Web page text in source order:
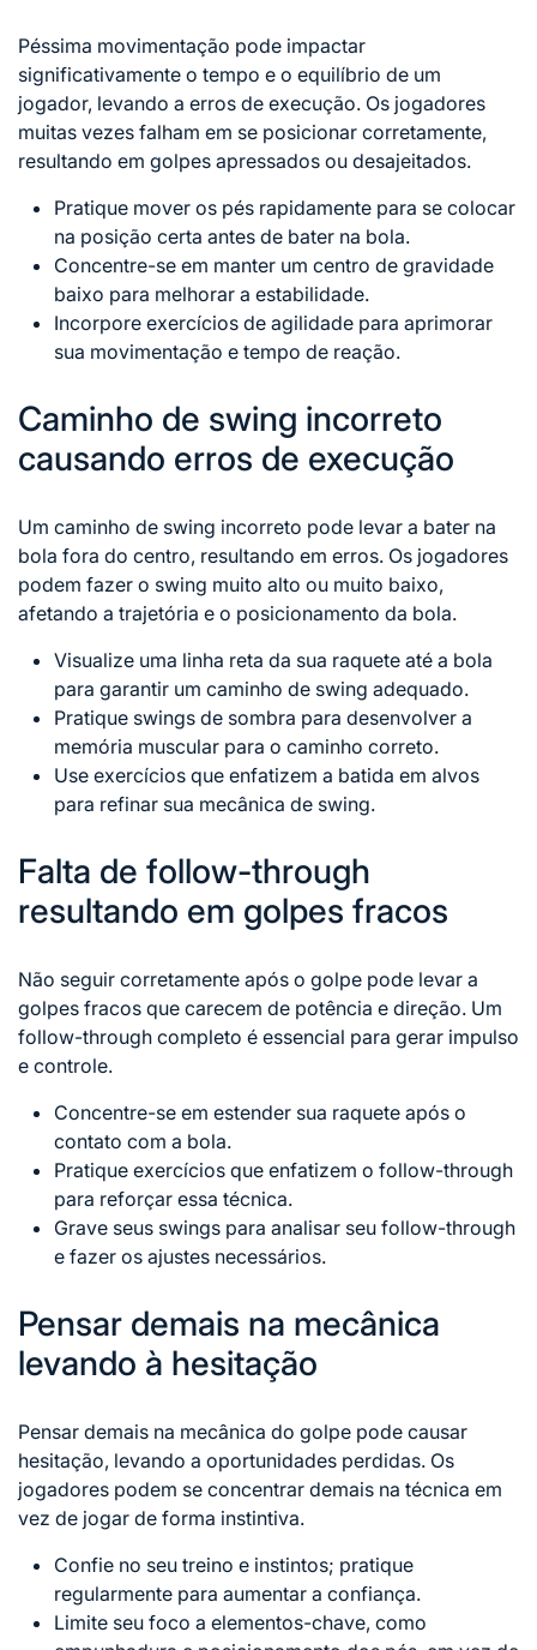
Péssima movimentação pode impactar
significativamente o tempo e o equilíbrio de um
jogador, levando a erros de execução. Os jogadores
muitas vezes falham em se posicionar corretamente,
resultando em golpes apressados ou desajeitados.
Pratique mover os pés rapidamente para se colocar
na posição certa antes de bater na bola.
Concentre-se em manter um centro de gravidade
baixo para melhorar a estabilidade.
Incorpore exercícios de agilidade para aprimorar
sua movimentação e tempo de reação.
Caminho de swing incorreto
causando erros de execução
Um caminho de swing incorreto pode levar a bater na
bola fora do centro, resultando em erros. Os jogadores
podem fazer o swing muito alto ou muito baixo,
afetando a trajetória e o posicionamento da bola.
Visualize uma linha reta da sua raquete até a bola
para garantir um caminho de swing adequado.
Pratique swings de sombra para desenvolver a
memória muscular para o caminho correto.
Use exercícios que enfatizem a batida em alvos
para refinar sua mecânica de swing.
Falta de follow-through
resultando em golpes fracos
Não seguir corretamente após o golpe pode levar a
golpes fracos que carecem de potência e direção. Um
follow-through completo é essencial para gerar impulso
e controle.
Concentre-se em estender sua raquete após o
contato com a bola.
Pratique exercícios que enfatizem o follow-through
para reforçar essa técnica.
Grave seus swings para analisar seu follow-through
e fazer os ajustes necessários.
Pensar demais na mecânica
levando à hesitação
Pensar demais na mecânica do golpe pode causar
hesitação, levando a oportunidades perdidas. Os
jogadores podem se concentrar demais na técnica em
vez de jogar de forma instintiva.
Confie no seu treino e instintos; pratique
regularmente para aumentar a confiança.
Limite seu foco a elementos-chave, como